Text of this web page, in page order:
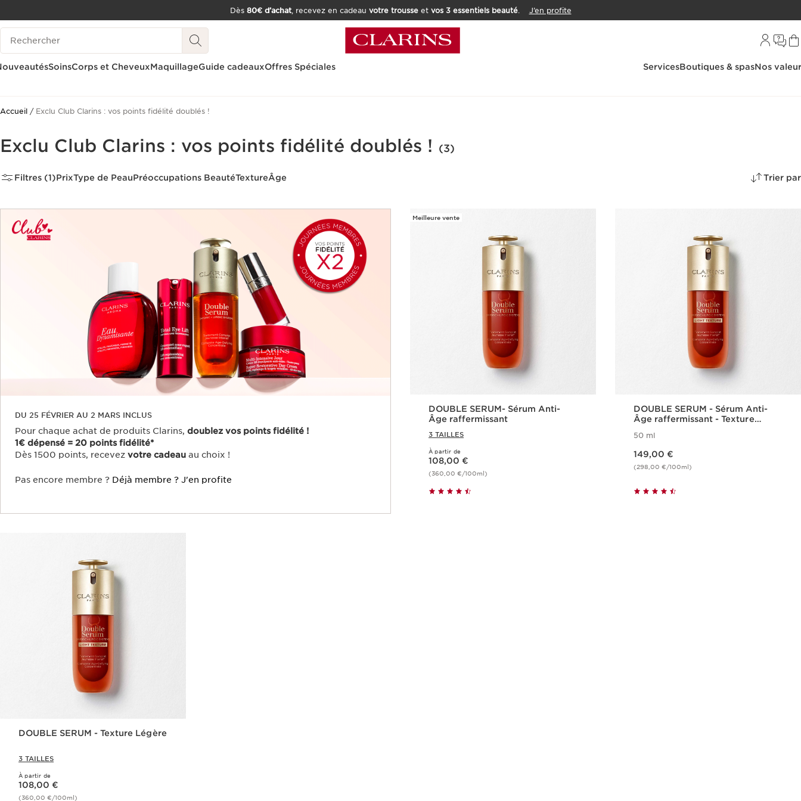
ALLER AU CONTENU
CONSULTER LE PIED DE PAGE
OUTIL D'ACCESSIBILITÉ
Dès 80€ d’achat, recevez en cadeau votre trousseet vos 3 essentiels beauté. J’en profite
Historique des recherches
SoinsCorps et CheveuxMaquillageGuide cadeauxOffres Spéciales ServicesBoutiques & spasNos
Accueil Exclu Club Clarins : vos points fidélité doublés !
Exclu Club Clarins : vos points fidélité doublés ! (3)
Filtres (1)PrixType de PeauPréoccupations BeautéTextureÂge Trier par
DU 25 FÉVRIER AU 2 MARS INCLUS
Pour chaque achat de produits Clarins, doublez vos points fidélité !
1€ dépensé = 20 points fidélité*
Dès 1500 points, recevez votre cadeau au choix !
Pas encore membre ? Déjà membre ? J'en profite
Meilleure vente
DOUBLE SERUM- Sérum Anti-
Âge raffermissant
3 TAILLES
À partir de
Nouveau prix 108,00 €
108,00 €
(360,00 €/100ml)
DOUBLE SERUM - Sérum Anti-
Âge raffermissant - Texture
50 ml
149,00 €
(298,00 €/100ml)
DOUBLE SERUM - Texture Légère
3 TAILLES
À partir de
Nouveau prix 108,00 €
108,00 €
(360,00 €/100ml)